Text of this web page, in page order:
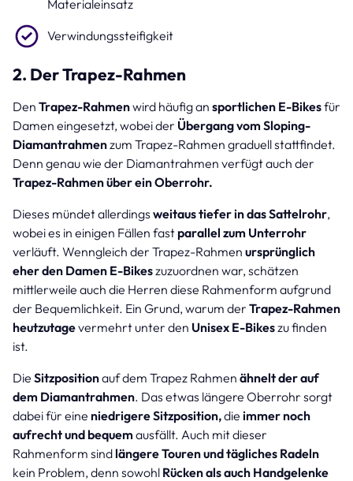
Materialeinsatz
Verwindungssteifigkeit
2. Der Trapez-Rahmen
Den Trapez-Rahmenwird häufig an sportlichen E-Bikesfür
Damen eingesetzt, wobei der Übergang vom Sloping-
Diamantrahmenzum Trapez-Rahmen graduell stattfindet.
Denn genau wie der Diamantrahmen verfügt auch der
Trapez-Rahmen über ein Oberrohr.
Dieses mündet allerdings weitaus tiefer in das Sattelrohr,
wobei es in einigen Fällen fast parallel zum Unterrohr
verläuft. Wenngleich der Trapez-Rahmen ursprünglich
eher den Damen E-Bikeszuzuordnen war, schätzen
mittlerweile auch die Herren diese Rahmenform aufgrund
der Bequemlichkeit. Ein Grund, warum der Trapez-Rahmen
heutzutagevermehrt unter den Unisex E-Bikeszu finden
ist.
Die Sitzpositionauf dem Trapez Rahmen ähnelt der auf
dem Diamantrahmen. Das etwas längere Oberrohr sorgt
dabei für eine niedrigere Sitzposition,die immer noch
aufrecht und bequemausfällt. Auch mit dieser
Rahmenform sind längere Touren und tägliches Radeln
kein Problem, denn sowohl Rücken als auch Handgelenke